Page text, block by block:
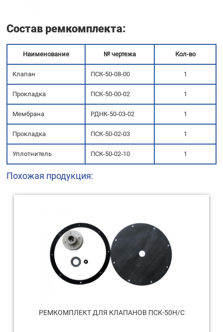
Cостав ремкомплекта:
Наименование № чертежа Кол-во
Клапан ПСК-50-08-00 1
Прокладка ПСК-50-00-02 1
Мембрана РДНК-50-03-02 1
Прокладка ПСК-50-02-03 1
Уплотнитель ПСК-50-02-10 1
Похожая продукция:
РЕМКОМПЛЕКТ ДЛЯ КЛАПАНОВ ПСК-50Н/С